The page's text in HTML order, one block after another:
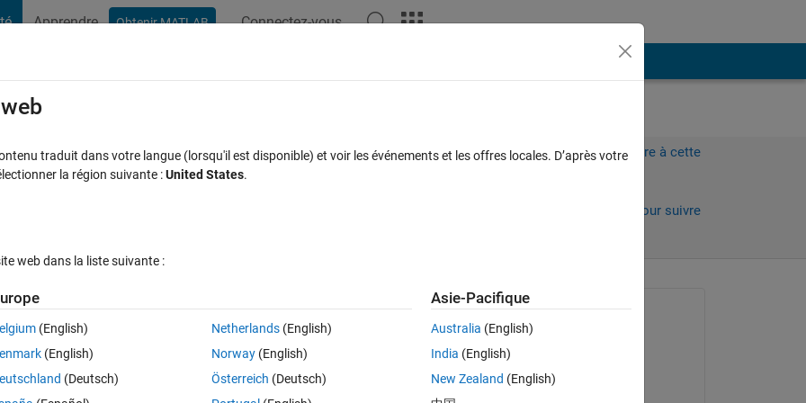
Apprendre Obtenir MATLAB Connectez-vous
[]. ''all'') ?
Connectez-vous pour répondre à cette
Connectez-vous pour suivre
Afficher commentaires plus anciens
in this command?
xxtan1
le 31 Juil 2020
traduit dans votre langue (lorsqu'il est disponible) et voir les événements et les offres locales. D’après votre
la région suivante :United States.
web dans la liste suivante :
(English)
(English)
(Deutsch)
Netherlands(English)
Norway(English)
Österreich (Deutsch)
Asie-Pacifique
Australia (English)
India (English)
New Zealand (English)